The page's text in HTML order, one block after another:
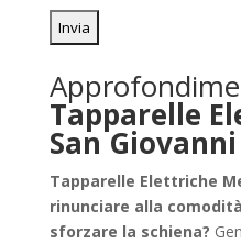
Tapparelle
San Giovanni
Tapparelle Elettriche
rinunciare alla
sforzare la schiena?